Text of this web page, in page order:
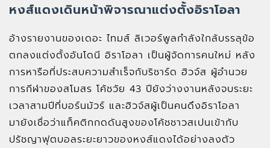
หงส์แดงเดินหน้าพิจารณาแต่งตั้งอิราโอลา
อ้างรายงานของเดอะ ไทมส์ ลิเวอร์พูลกำลังใกล้บรรลุข้อ
ตกลงแต่งตั้งอันโดนี อิราโอลา เป็นผู้จัดการคนใหม่ หลัง
การหารือที่ประสบความสำเร็จกับริชาร์ด ฮิวจ์ส ผู้อำนวย
การกีฬาของสโมสร โค้ชวัย 43 ปียังว่างงานหลังจบระยะ
เวลาสามปีที่บอร์นมัวร์ และฮิวจ์สผู้เป็นคนดึงอิราโอลา
มายังเชื่อว่าแท็คติกกดดันสูงของโค้ชชาวสเปนเข้ากับ
ปรัชญาฟุตบอลระยะยาวของหงส์แดงได้อย่างลงตัว